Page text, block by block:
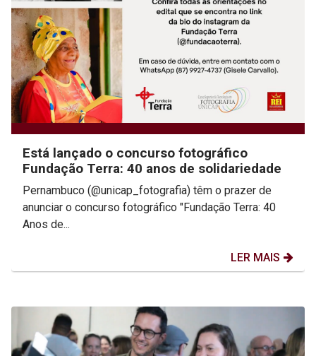
Está lançado o concurso fotográfico
Fundação Terra: 40 anos de solidariedade
Pernambuco (@unicap_fotografia) têm o prazer de
anunciar o concurso fotográfico "Fundação Terra: 40
Anos de...
LER MAIS